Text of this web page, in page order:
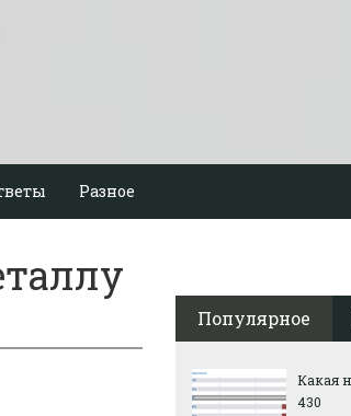
Разное
Популярное
Какая
430